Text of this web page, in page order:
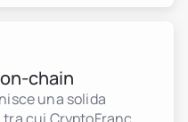
chain
una solida